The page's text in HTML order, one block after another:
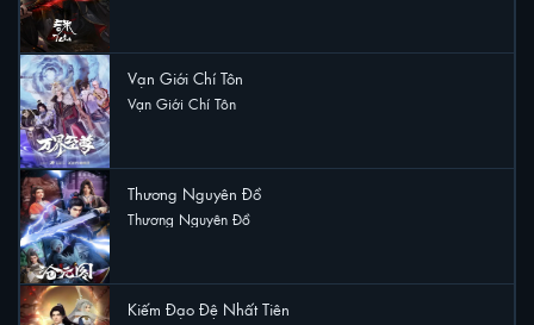
Vạn Giới Chí Tôn
Vạn Giới Chí Tôn
Thương Nguyên Đồ
Thương Nguyên Đồ
Kiếm Đạo Đệ Nhất Tiên